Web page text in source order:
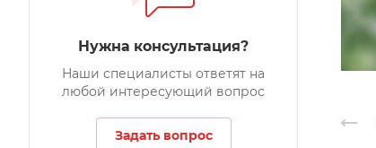
Нужна консультация?
Наши специалисты ответят на
любой интересующий вопрос
Задать вопрос